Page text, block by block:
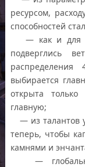
ресурсом,
способностей
— как и для
подверглись
выбирается
открыта
главную;
— из талантов
теперь, чтобы
камнями и
—